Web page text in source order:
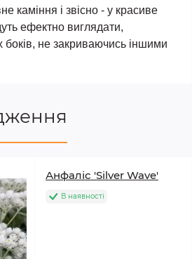
каміння і звісно - у красиве
ефектно виглядати,
боків, не закриваючись іншими
Анфаліс 'Silver Wave'
В наявності